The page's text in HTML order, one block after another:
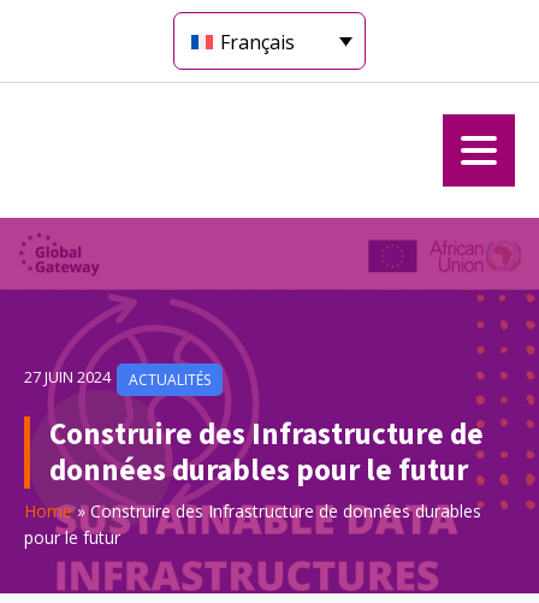
Français
27 JUIN 2024 ACTUALITÉS
Construire des Infrastructure de
données durables pour le futur
Home»Construire des Infrastructure de données durables
pour le futur